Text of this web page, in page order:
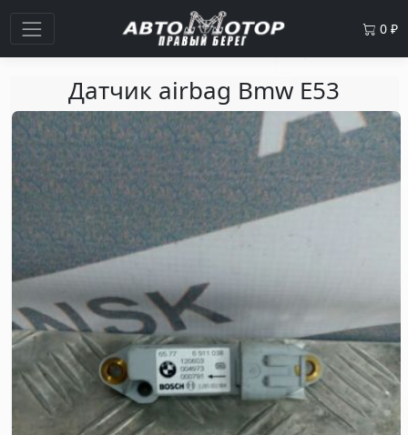
0 ₽
Датчик airbag Bmw E53